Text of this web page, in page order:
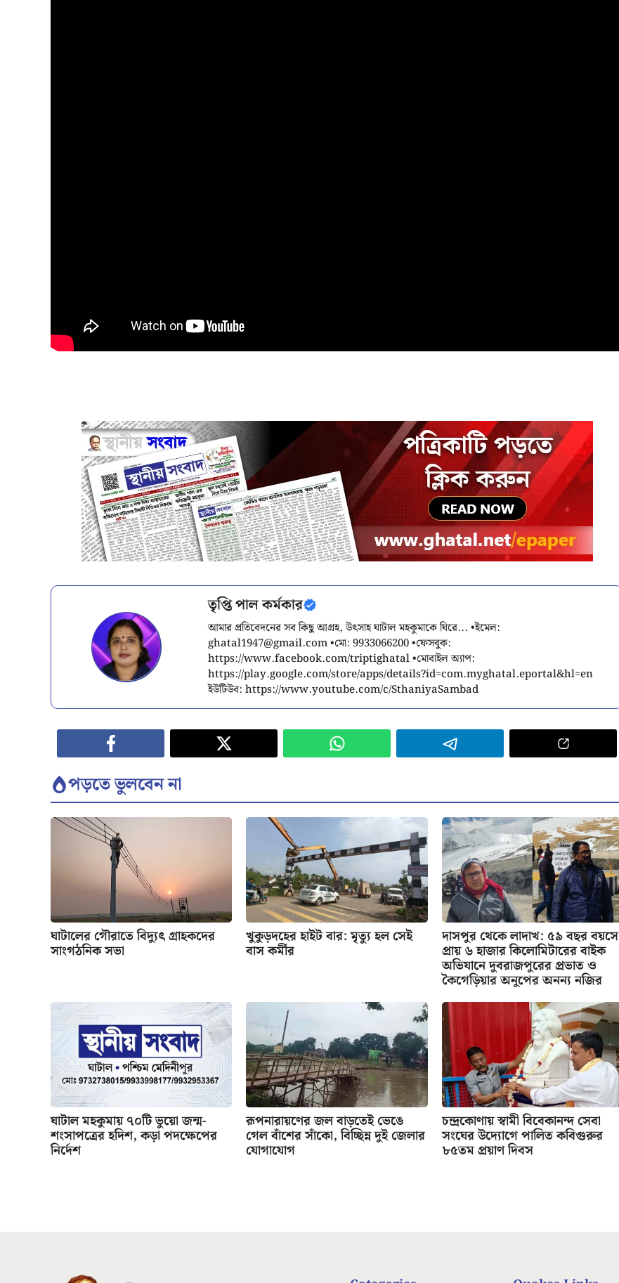
তৃপ্তি পাল কর্মকার
আমার প্রতিবেদনের সব কিছু আগ্রহ, উৎসাহ ঘাটাল মহকুমাকে ঘিরে... •ইমেল:
ghatal1947@gmail.com•মো: 9933066200 •ফেসবুক:
https://www.facebook.com/triptighatal •মোবাইল অ্যাপ:
https://play.google.com/store/apps/details?id=com.myghatal.eportal&hl=en
ইউটিউব: https://www.youtube.com/c/SthaniyaSambad
পড়তে ভুলবেন না
ঘাটালের গৌরাতে বিদ্যুৎ গ্রাহকদের
সাংগঠনিক সভা
খুকুড়দহের হাইট বার: মৃত্যু হল সেই
বাস কর্মীর
দাসপুর থেকে লাদাখ: ৫৯ বছর বয়সে
প্রায় ৬ হাজার কিলোমিটারের বাইক
অভিযানে দুবরাজপুরের প্রভাত ও
কৈগেড়িয়ার অনুপের অনন্য নজির
ঘাটাল মহকুমায় ৭০টি ভুয়ো জন্ম-
শংসাপত্রের হদিশ, কড়া পদক্ষেপের
নির্দেশ
রূপনারায়ণের জল বাড়তেই ভেঙে
গেল বাঁশের সাঁকো, বিচ্ছিন্ন দুই জেলার
যোগাযোগ
চন্দ্রকোণায় স্বামী বিবেকানন্দ সেবা
সংঘের উদ্যোগে পালিত কবিগুরুর
৮৫তম প্রয়াণ দিবস